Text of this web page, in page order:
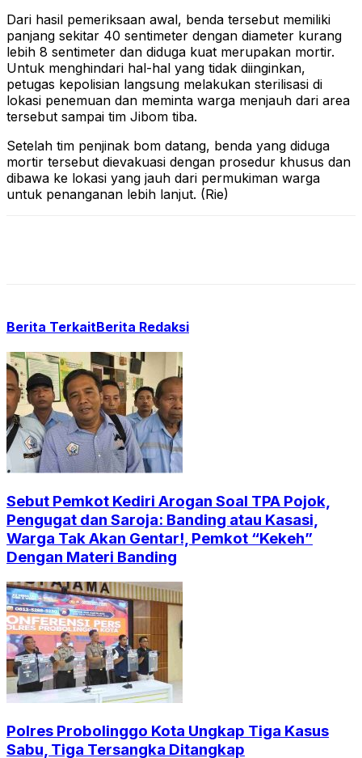
Dari hasil pemeriksaan awal, benda tersebut memiliki
panjang sekitar 40 sentimeter dengan diameter kurang
lebih 8 sentimeter dan diduga kuat merupakan mortir.
Untuk menghindari hal-hal yang tidak diinginkan,
petugas kepolisian langsung melakukan sterilisasi di
lokasi penemuan dan meminta warga menjauh dari area
tersebut sampai tim Jibom tiba.
Setelah tim penjinak bom datang, benda yang diduga
mortir tersebut dievakuasi dengan prosedur khusus dan
dibawa ke lokasi yang jauh dari permukiman warga
untuk penanganan lebih lanjut. (Rie)
Berita TerkaitBerita Redaksi
Sebut Pemkot Kediri Arogan Soal TPA Pojok,
Pengugat dan Saroja: Banding atau Kasasi,
Warga Tak Akan Gentar!, Pemkot “Kekeh”
Dengan Materi Banding
Polres Probolinggo Kota Ungkap Tiga Kasus
Sabu, Tiga Tersangka Ditangkap